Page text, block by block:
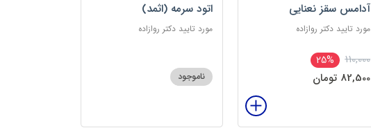
آدامس سقز نعنایی
مورد تایید دکتر روازاده
110,000
25%
82,500 تومان
اتود سرمه (اثمد)
مورد تایید دکتر روازاده
ناموجود